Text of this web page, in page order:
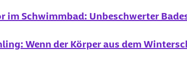
im Schwimmbad: Unbeschwerter
Wenn der Körper aus dem